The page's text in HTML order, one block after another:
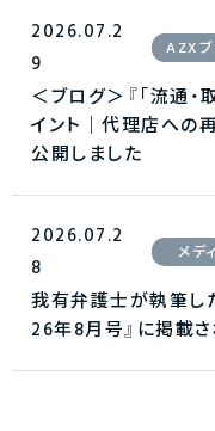
2026.07.2
9
AZX
＜ブログ＞『「流通
イント｜代理店への
公開しました
2026.07.2
8
メデ
我有弁護士が執筆し
26年8月号』に掲載